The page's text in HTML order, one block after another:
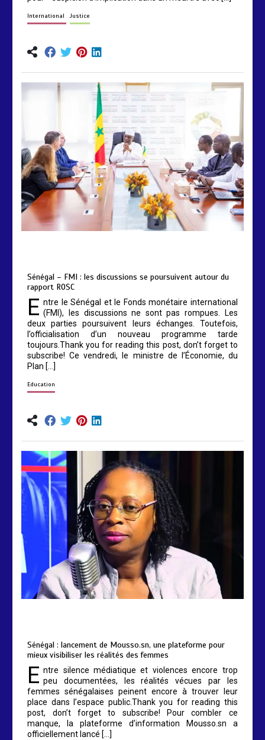
International Justice
Sénégal – FMI : les discussions se poursuivent autour du
rapport ROSC
E ntre le Sénégal et le Fonds monétaire international
(FMI), les discussions ne sont pas rompues. Les
deux parties poursuivent leurs échanges. Toutefois,
l’officialisation d’un nouveau programme tarde
toujours.Thank you for reading this post, don’t forget to
subscribe! Ce vendredi, le ministre de l’Économie, du
Plan […]
Education
Sénégal : lancement de Mousso.sn, une plateforme pour
mieux visibiliser les réalités des femmes
E ntre silence médiatique et violences encore trop
peu documentées, les réalités vécues par les
femmes sénégalaises peinent encore à trouver leur
place dans l’espace public.Thank you for reading this
post, don’t forget to subscribe! Pour combler ce
manque, la plateforme d’information Mousso.sn a
officiellement lancé […]